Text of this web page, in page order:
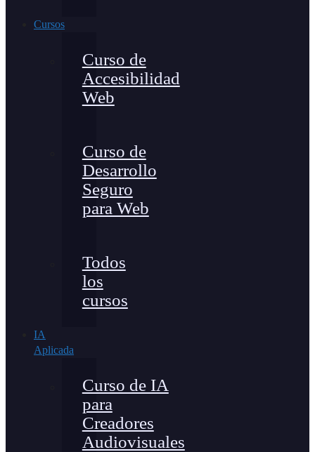
Cursos
Curso de
Accesibilidad
Web
Curso de
Desarrollo
Seguro
para Web
Todos
los
cursos
IA
Aplicada
Curso de IA
para
Creadores
Audiovisuales